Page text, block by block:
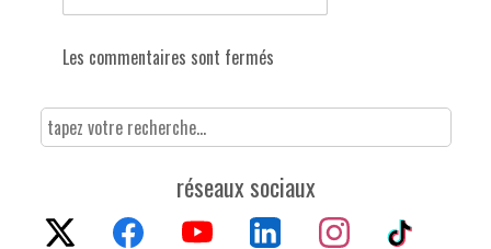
Les commentaires sont fermés
réseaux sociaux